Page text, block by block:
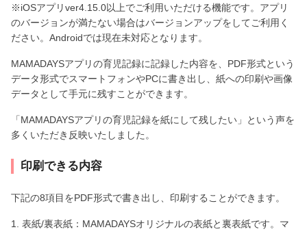
※iOSアプリver4.15.0以上でご利用いただける機能です。アプリ
のバージョンが満たない場合はバージョンアップをしてご利用く
ださい。Androidでは現在未対応となります。
MAMADAYSアプリの育児記録に記録した内容を、PDF形式という
データ形式でスマートフォンやPCに書き出し、紙への印刷や画像
データとして手元に残すことができます。
「MAMADAYSアプリの育児記録を紙にして残したい」という声を
多くいただき反映いたしました。
印刷できる内容
下記の8項目をPDF形式で書き出し、印刷することができます。
1. 表紙/裏表紙：MAMADAYSオリジナルの表紙と裏表紙です。マ